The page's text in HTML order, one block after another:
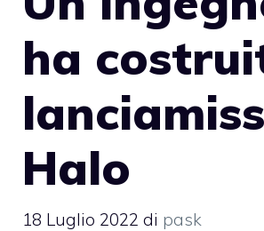
ha
Halo
18 Luglio 2022 di pask